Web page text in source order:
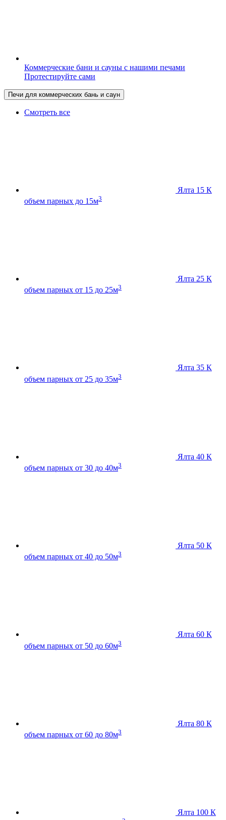
Коммерческие бани и сауны с нашими печами
Протестируйте сами
Печи для коммерческих бань и саун
Смотреть все
Ялта 15 К
объем парных до 15м3
Ялта 25 К
объем парных от 15 до 25м3
Ялта 35 К
объем парных от 25 до 35м3
Ялта 40 К
объем парных от 30 до 40м3
Ялта 50 К
объем парных от 40 до 50м3
Ялта 60 К
объем парных от 50 до 60м3
Ялта 80 К
объем парных от 60 до 80м3
Ялта 100 К